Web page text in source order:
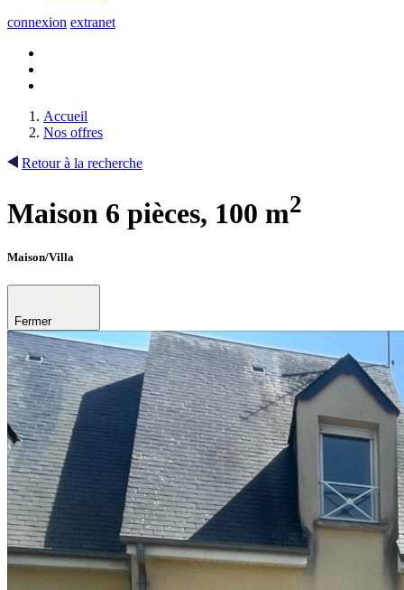
connexion extranet
Accueil
Nos offres
Retour à la recherche
Maison 6 pièces, 100 m2
Maison/Villa
Fermer